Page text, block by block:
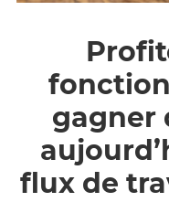
gagner
flux de